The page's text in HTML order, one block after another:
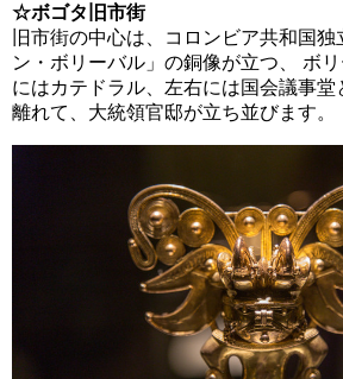
☆ボゴタ旧市街
旧市街の中心は、コロンビア共和国
ン・ボリーバル」の銅像が立つ、 ボ
にはカテドラル、左右には国会議事堂
離れて、大統領官邸が立ち並びます。